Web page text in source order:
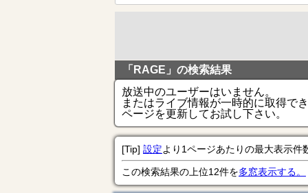
「RAGE」の検索結果
放送中のユーザーはいません。
またはライブ情報が一時的に取得で
ページを更新してお試し下さい。
[Tip] 設定より1ページあたりの最大表示件
この検索結果の上位12件を多窓表示する。